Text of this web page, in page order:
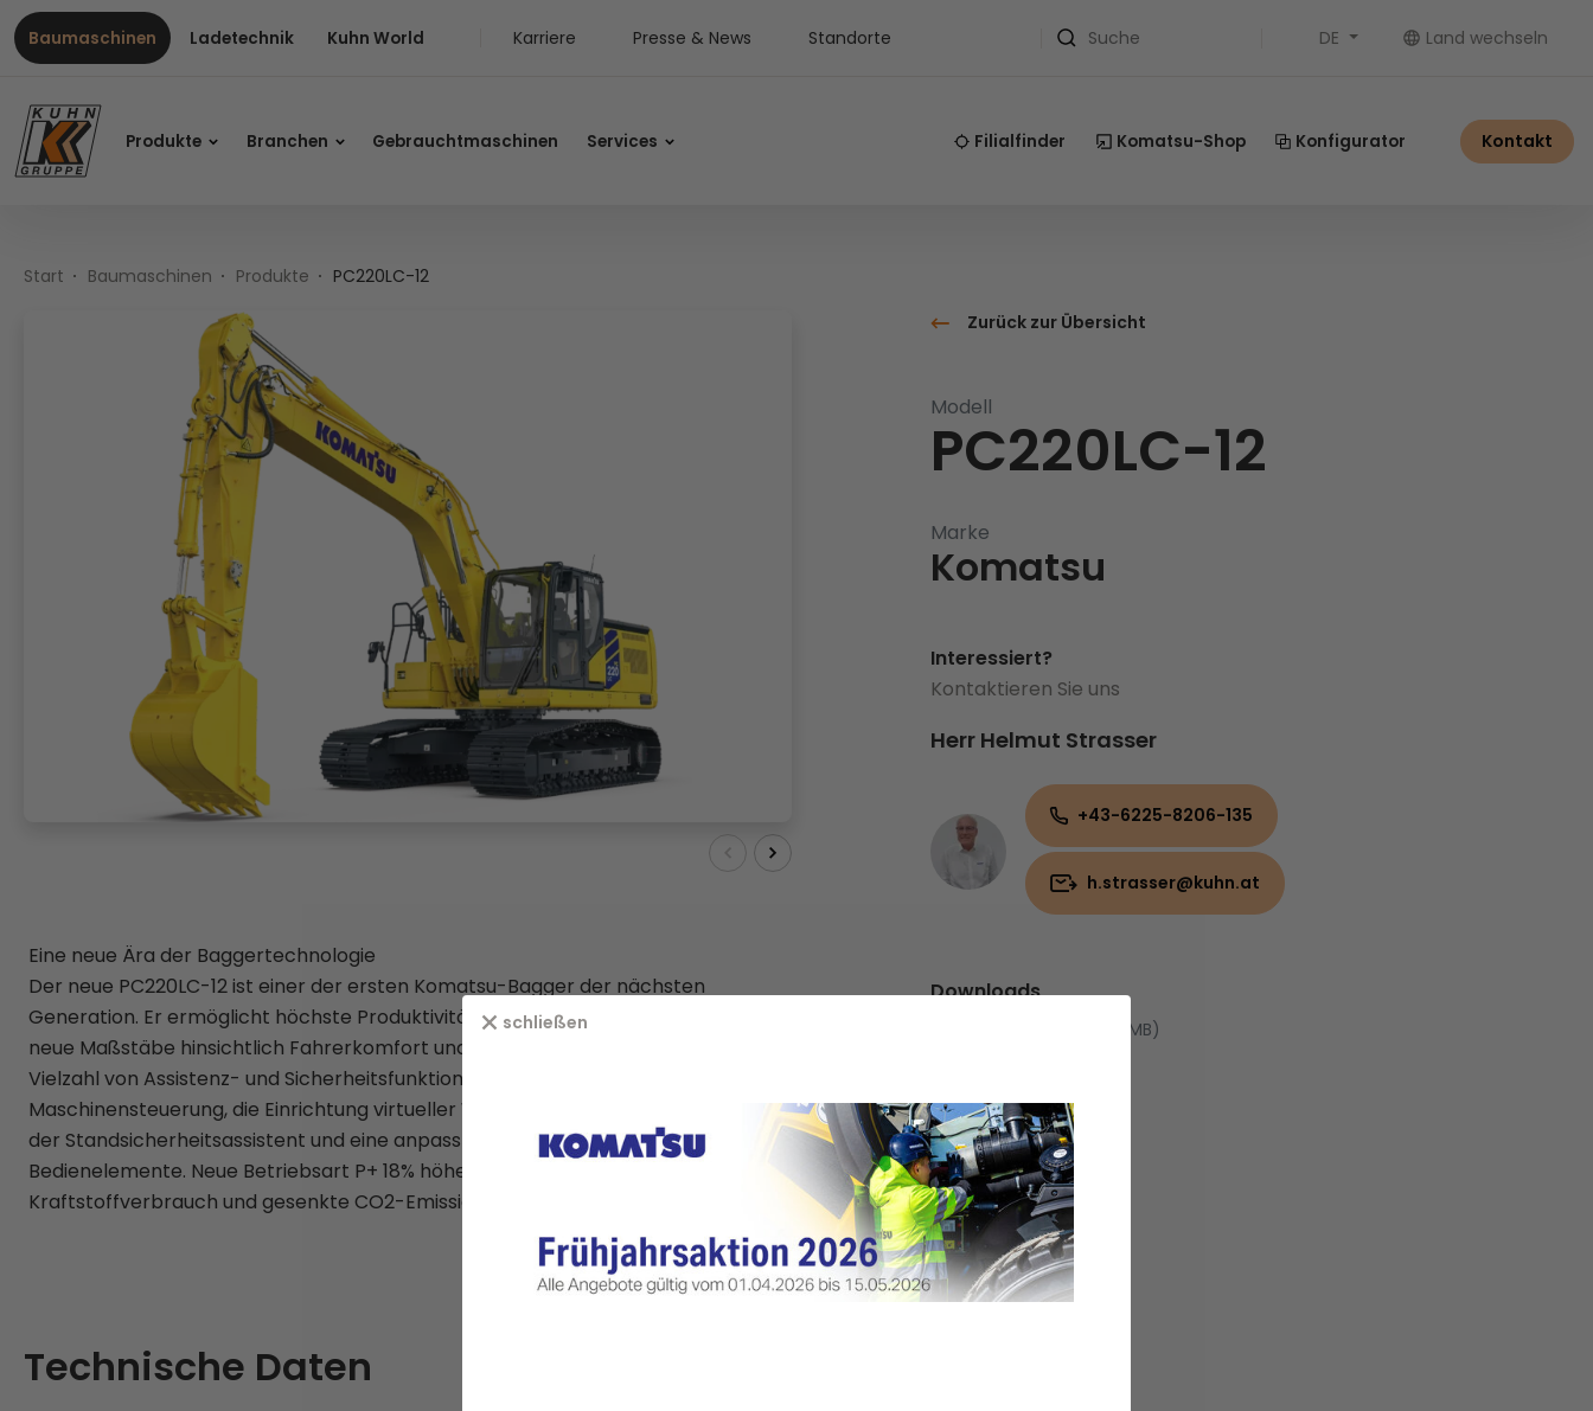
Inhalt
Inhaltsverzeichnis
Hauptnavigation
Table Of Content
PC220LC-12
Baumaschinen Ladetechnik Kuhn World Karriere Presse & News Standorte Suche DE Land wechseln
Produkte Branchen Gebrauchtmaschinen Services Filialfinder Komatsu-Shop Konfigurator Kontakt
Start Baumaschinen Produkte PC220LC-12
Eine neue Ära der Baggertechnologie
Der neue PC220LC-12 ist einer der ersten Komatsu-Bagger der nächsten
Generation. Er ermöglicht höchste Produktivität und Kraftstoffeffizienz, setzt
neue Maßstäbe hinsichtlich Fahrerkomfort und Ergonomie, und bietet eine
Vielzahl von Assistenz- und Sicherheitsfunktionen. Darunter befinden sich die 2D-
Maschinensteuerung, die Einrichtung virtueller Wände (2D), die Nutzlastwaage,
der Standsicherheitsassistent und eine anpassbare Belegung der
Bedienelemente. Neue Betriebsart P+ 18% höhere Produktivität 18% niedrigerer
Kraftstoffverbrauch und gesenkte CO2-Emissionen
Technische Daten
Zurück zur Übersicht
Modell
PC220LC-12
Marke
Komatsu
Interessiert?
Kontaktieren Sie uns
Herr Helmut Strasser
+43-6225-8206-135
h.strasser@kuhn.at
Downloads
(PDF, 5.16 MB)
schließen